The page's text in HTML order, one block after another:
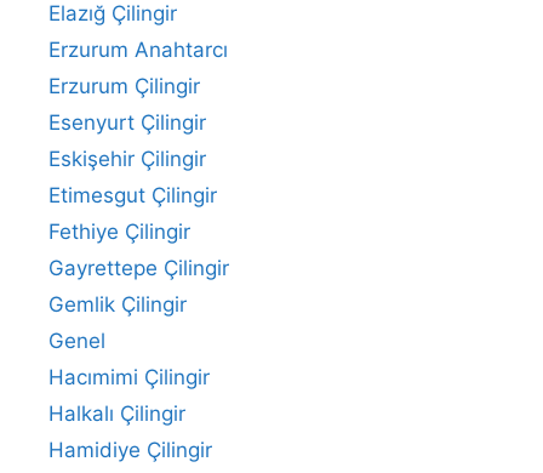
Elazığ Çilingir
Erzurum Anahtarcı
Erzurum Çilingir
Esenyurt Çilingir
Eskişehir Çilingir
Etimesgut Çilingir
Fethiye Çilingir
Gayrettepe Çilingir
Gemlik Çilingir
Genel
Hacımimi Çilingir
Halkalı Çilingir
Hamidiye Çilingir